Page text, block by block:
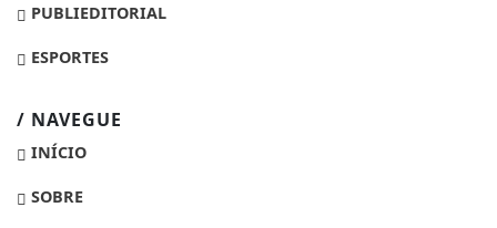
PUBLIEDITORIAL
ESPORTES
/ NAVEGUE
INÍCIO
SOBRE